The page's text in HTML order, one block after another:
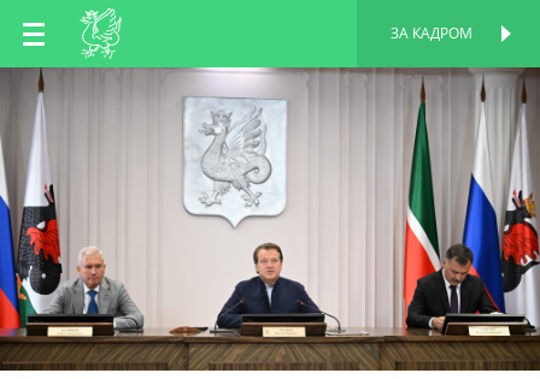
RU
TT
ЗА КАДРОМ
ПЕРСОНАЛЬНАЯ
СТРАНИЦА